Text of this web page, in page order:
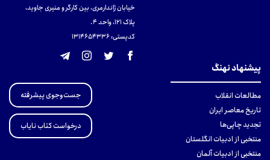
خیابان ژاندارمری، بین کارگر و منیری جاوید،
پلاک 121، واحد ۴.
کدپستی: 131465433۶
پیشنهاد نهنگ
مطالعات انقلاب
تاریخ معاصر ایران
تجدید چاپی‌ها
منتخبی از ادبیات انگلستان
منتخبی از ادبیات آلمان
جست‌وجوی پیشرفته
درخواست کتاب نایاب